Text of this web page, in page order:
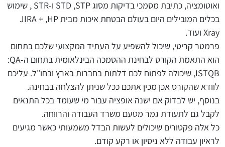
ואוטומציה, כתיבת מסמכי בדיקות מסוגSTP
,
STD ו-STR , שימוש
בכלים המובילים היום בעולם הבטחת איכות מביתHP
,
JIRA +
Xray ועוד.
פרמטר קריטי, שיכול להשפיע על העתיד המקצועי שלכם בתחום
הוא התאמת הקורס לבחינת ההסמכה הבינלאומית בתחום ה-QA
:
ISTQB, שיכולה לפתוח לכם דלתות בחברות בארץ ובחו"ל. עליכם
לוודא שהקורס אכן מכין אתכם ככל שניתן להצלחה בבחינה.
בנוסף, יש לבדוק אם ישנה אופציה עבור מי שעומד בכל התנאים
לקבל גם לתעודת גמר מטעם משרד העבודה והרווחה.
כל אלה פקטורים שיכולים לעשות הבדל משמעותי כאשר מגיעים
לראיון עבודה ללא ניסיון או רקע קודם.